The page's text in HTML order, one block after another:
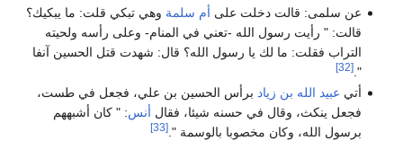
عن سلمی: قالت دخلت على أم سلمة وهي تبكي قلت: ما يبكيك؟
قالت: " رأيت رسول الله -تعني في المنام- وعلى رأسه ولحيته
التراب فقلت: ما لك يا رسول الله؟ قال: شهدت قتل الحسين آنفا
".
[32]
أتي عبيد الله بن زياد برأس الحسين بن علي، فجعل في طست،
فجعل ينكث، وقال في حسنه شيئا، فقال أنس: " كان أشبههم
برسول الله، وكان مخصوبا بالوسمة ".[33]